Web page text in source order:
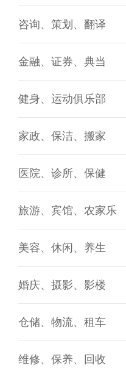
咨询、策划、翻译
金融、证券、典当
健身、运动俱乐部
家政、保洁、搬家
医院、诊所、保健
旅游、宾馆、农家乐
美容、休闲、养生
婚庆、摄影、影楼
仓储、物流、租车
维修、保养、回收